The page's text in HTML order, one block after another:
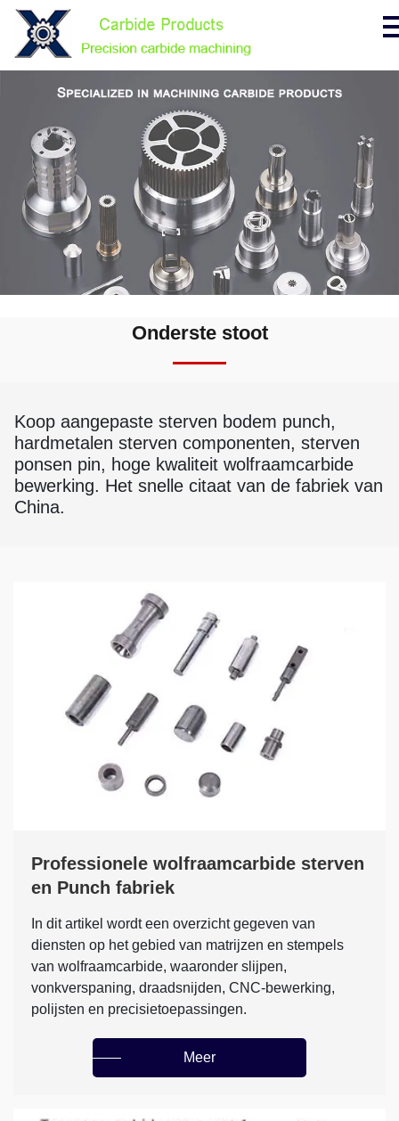
Onderste stoot
Koop aangepaste sterven bodem punch,
hardmetalen sterven componenten, sterven
ponsen pin, hoge kwaliteit wolfraamcarbide
bewerking. Het snelle citaat van de fabriek van
China.
Professionele wolfraamcarbide sterven
en Punch fabriek
In dit artikel wordt een overzicht gegeven van
diensten op het gebied van matrijzen en stempels
van wolfraamcarbide, waaronder slijpen,
vonkverspaning, draadsnijden, CNC-bewerking,
polijsten en precisietoepassingen.
Meer